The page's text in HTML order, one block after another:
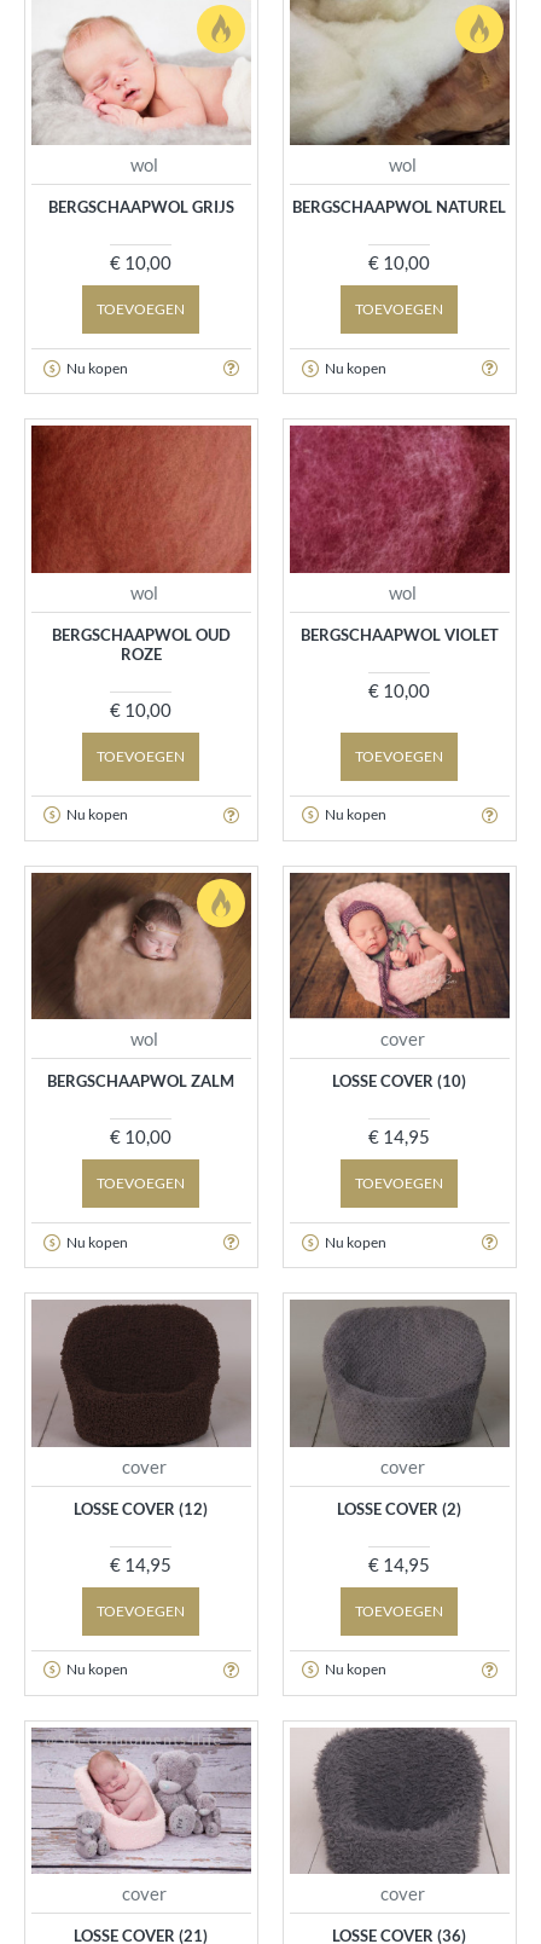
wol
BERGSCHAAPWOL GRIJS
€ 10,00
TOEVOEGEN
Nu kopen
wol
BERGSCHAAPWOL NATUREL
€ 10,00
TOEVOEGEN
Nu kopen
wol
BERGSCHAAPWOL OUD
ROZE
€ 10,00
TOEVOEGEN
Nu kopen
wol
BERGSCHAAPWOL VIOLET
€ 10,00
TOEVOEGEN
Nu kopen
wol
BERGSCHAAPWOL ZALM
€ 10,00
TOEVOEGEN
Nu kopen
cover
LOSSE COVER (10)
€ 14,95
TOEVOEGEN
Nu kopen
cover
LOSSE COVER (12)
€ 14,95
TOEVOEGEN
Nu kopen
cover
LOSSE COVER (2)
€ 14,95
TOEVOEGEN
Nu kopen
cover
LOSSE COVER (21)
cover
LOSSE COVER (36)